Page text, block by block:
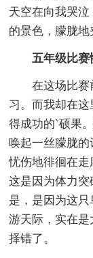
天空在向我哭
的景色，朦胧地
五年级比赛
在这场比赛前
习。而我却在
得成功的`硕果
唤起一丝朦胧
忧伤地徘徊在走
这是因为体力
是，是因为这
游天际，实在
择错了。